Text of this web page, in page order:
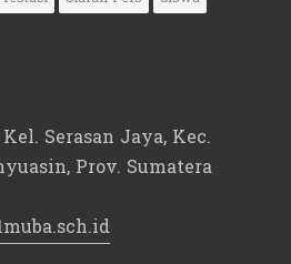
Serasan Jaya, Kec.
Prov. Sumatera